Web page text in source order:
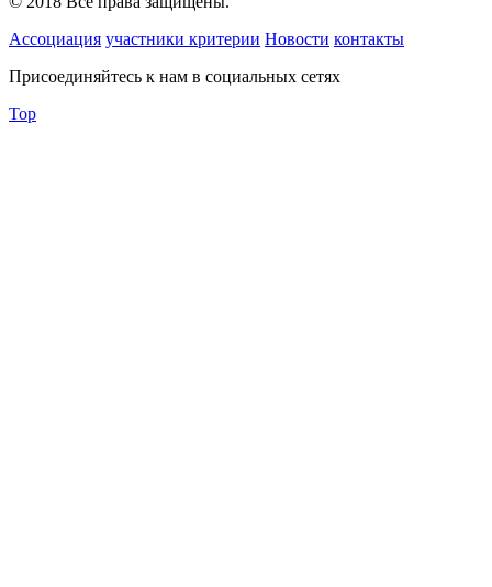
Ассоциация участники критерии Новости контакты
Присоединяйтесь к нам в социальных сетях
Top